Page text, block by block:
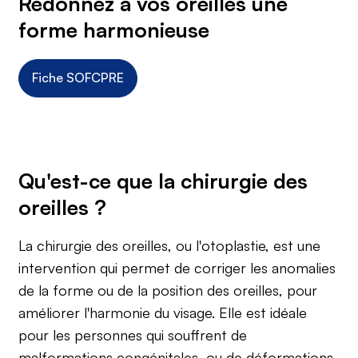
forme harmonieuse
Fiche SOFCPRE
Qu'est-ce que la chirurgie des
oreilles ?
La chirurgie des oreilles, ou l'otoplastie, est une
intervention qui permet de corriger les anomalies
de la forme ou de la position des oreilles, pour
améliorer l'harmonie du visage. Elle est idéale
pour les personnes qui souffrent de